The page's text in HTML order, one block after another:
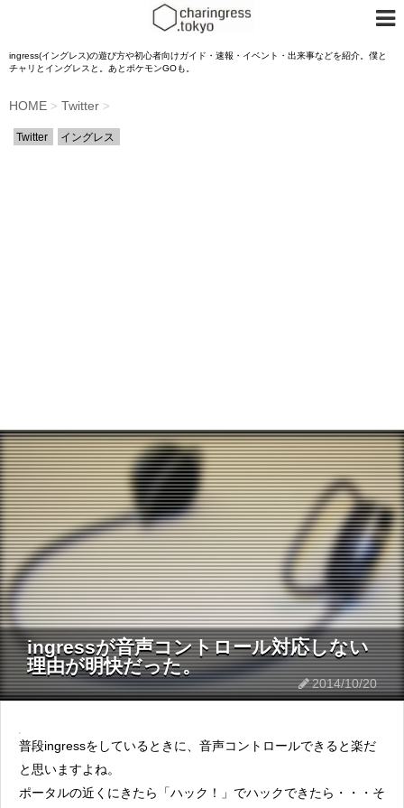
ingress(イングレス)の遊び方や初心者向けガイド・速報・イベント・出来事などを紹介。僕と
チャリとイングレスと。あとポケモンGOも。
HOME > Twitter >
Twitter イングレス
ingressが音声コントロール対応しない
理由が明快だった。
2014/10/20
普段ingressをしているときに、音声コントロールできると楽だ
と思いますよね。
ポータルの近くにきたら「ハック！」でハックできたら・・・そ